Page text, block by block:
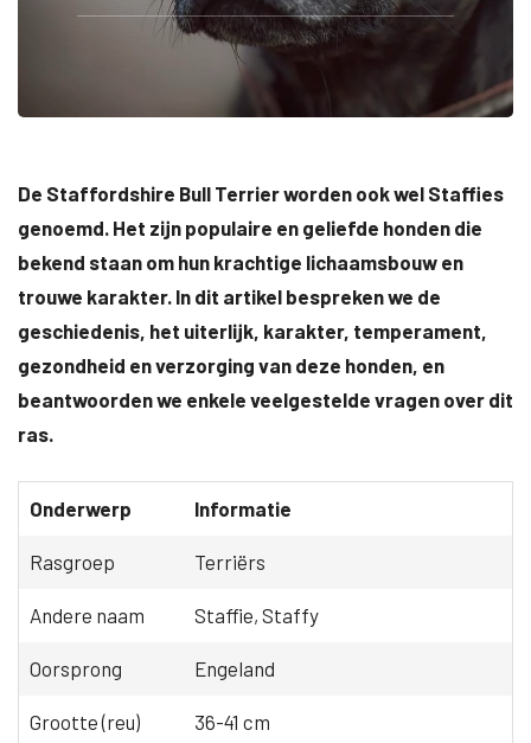
De Staffordshire Bull Terrier worden ook wel Staffies
genoemd. Het zijn populaire en geliefde honden die
bekend staan om hun krachtige lichaamsbouw en
trouwe karakter. In dit artikel bespreken we de
geschiedenis, het uiterlijk, karakter, temperament,
gezondheid en verzorging van deze honden, en
beantwoorden we enkele veelgestelde vragen over dit
ras.
Onderwerp Informatie
Rasgroep Terriërs
Andere naam Staffie, Staffy
Oorsprong Engeland
Grootte (reu) 36-41 cm